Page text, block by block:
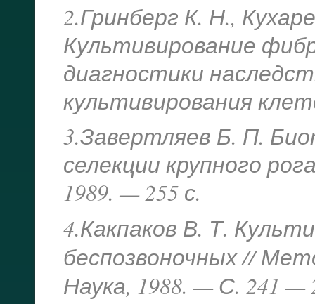
2.Гринберг К. Н.,
Культивирование
диагностики
культивирования
3.Завертляев Б. П.
селекции крупного
1989. — 255 с.
4.Какпаков В. Т.
беспозвоночных //
Наука, 1988. — С. 241 —